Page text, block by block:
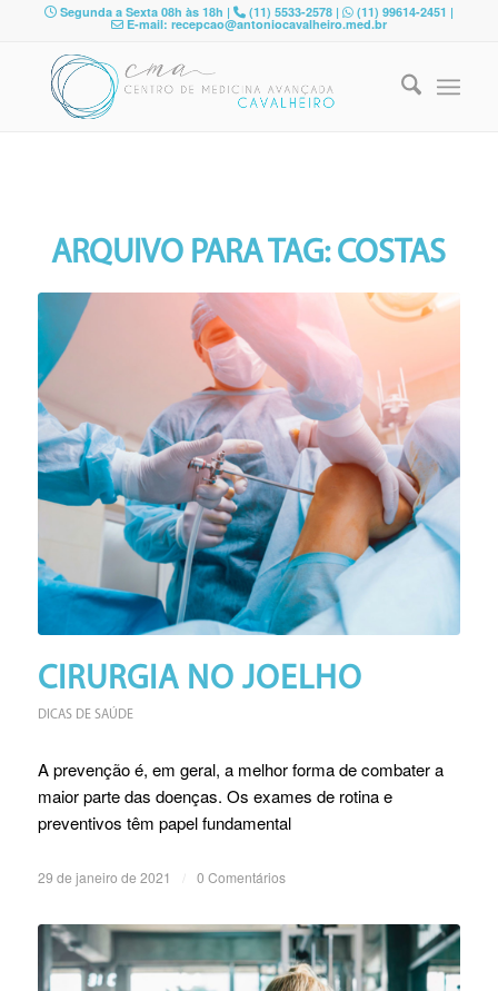
Segunda a Sexta 08h às 18h | (11) 5533-2578 | (11) 99614-2451 |
E-mail: recepcao@antoniocavalheiro.med.br
ARQUIVO PARA TAG:COSTAS
CIRURGIA NO JOELHO
DICAS DE SAÚDE
A prevenção é, em geral, a melhor forma de combater a
maior parte das doenças. Os exames de rotina e
preventivos têm papel fundamental
29 de janeiro de 2021 0 Comentários